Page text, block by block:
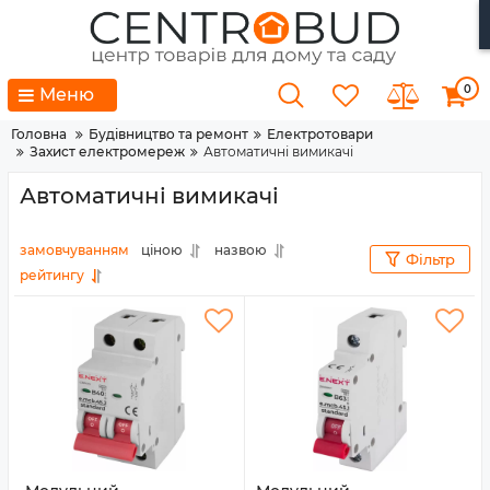
Меню 0
Головна Будівництво та ремонт
Електротовари
Захист електромереж
Автоматичні вимикачі
Автоматичні вимикачі
замовчуванням ціною
назвою
рейтингу
Фільтр